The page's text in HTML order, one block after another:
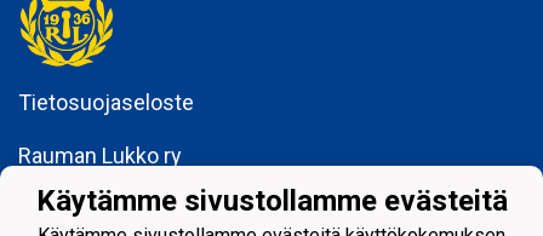
Tietosuojaseloste
Rauman Lukko ry
26100 Rauma
Käytämme sivustollamme evästeitä